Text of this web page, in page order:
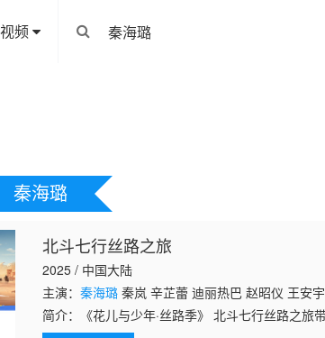
视频
秦海璐
北斗七行丝路之旅
2025 / 中国大陆
主演：秦海璐 秦岚 辛芷蕾 迪丽热巴 赵昭仪 王安
简介：
《花儿与少年·丝路季》 北斗七行丝路之旅